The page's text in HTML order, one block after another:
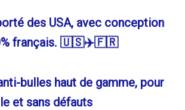
des USA, avec conception
français. 🇺🇸✈️🇫🇷
bulles haut de gamme, pour
et sans défauts